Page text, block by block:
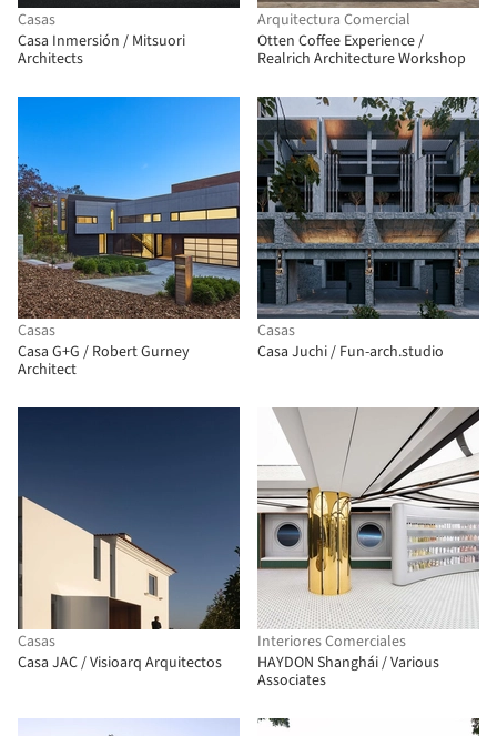
Casas
Casa Inmersión / Mitsuori
Architects
Arquitectura Comercial
Otten Coffee Experience /
Realrich Architecture Workshop
Casas
Casa G+G / Robert Gurney
Architect
Casas
Casa Juchi / Fun-arch.studio
Casas
Casa JAC / Visioarq Arquitectos
Interiores Comerciales
HAYDON Shanghái / Various
Associates